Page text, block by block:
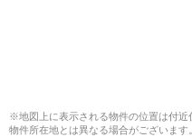
※地図上に表示される物件の位置は付
物件所在地とは異なる場合がございます。